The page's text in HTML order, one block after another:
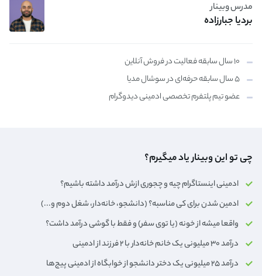
مدرس وبینار
بردیا جبارزاده
۱۰ سال سابقه فعالیت در فروش آنلاین
۵ سال سابقه حرفه‌ای در سوشال مدیا
عضو تیم پلتفرم تخصصی ادمینی دیدوگرام
چی تو این وبینار یاد میگیرم؟
ادمینی اینستاگرام چیه و چجوری ازش درآمد داشته باشیم؟
ادمین شدن برای کی مناسبه؟ (دانشجو، خانه‌دار،‌ شغل دوم و...)
واقعا میشه از خونه (یا توی سفر) و فقط با گوشی درآمد داشت؟
درآمد ۳۰ میلیونی یک خانم خانه‌دار با ۲ فرزند از ادمینی
درآمد ۲۵ میلیونی یک دختر دانشجو از خوابگاه از ادمینی پیج‌ها